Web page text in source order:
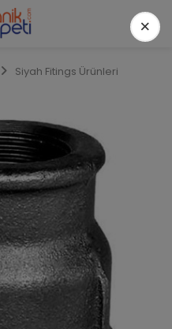
Siyah Fitings Ürünleri
×